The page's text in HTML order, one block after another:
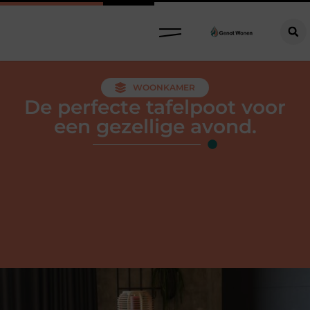
WOONKAMER
De perfecte tafelpoot voor
een gezellige avond.